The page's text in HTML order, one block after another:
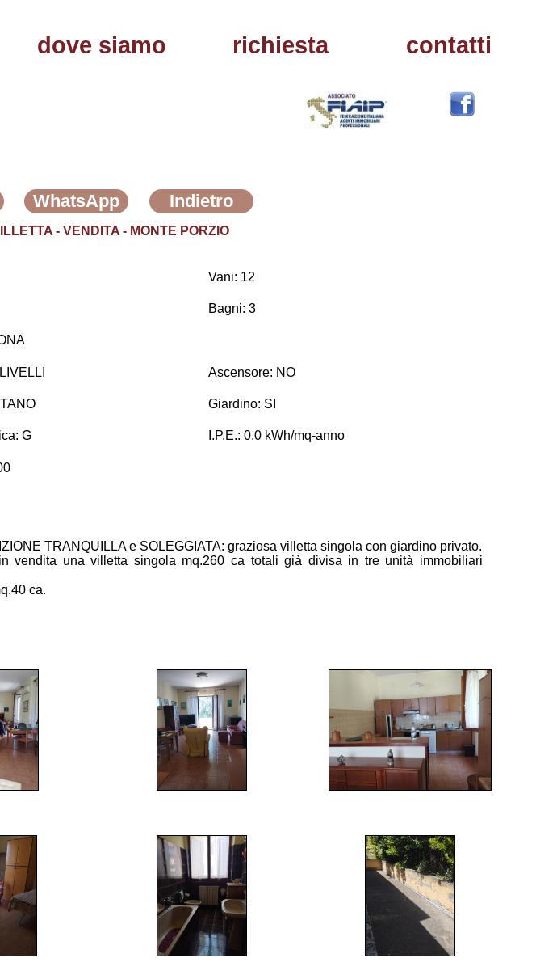
dove siamo richiesta contatti
WhatsApp Indietro
- VENDITA - MONTE PORZIO
Vani: 12
Bagni: 3
Ascensore: NO
Giardino: SI
G I.P.E.: 0.0 kWh/mq-anno
TRANQUILLA e SOLEGGIATA: graziosa villetta singola con giardino privato.
vendita una villetta singola mq.260 ca totali già divisa in tre unità immobiliari
ca.